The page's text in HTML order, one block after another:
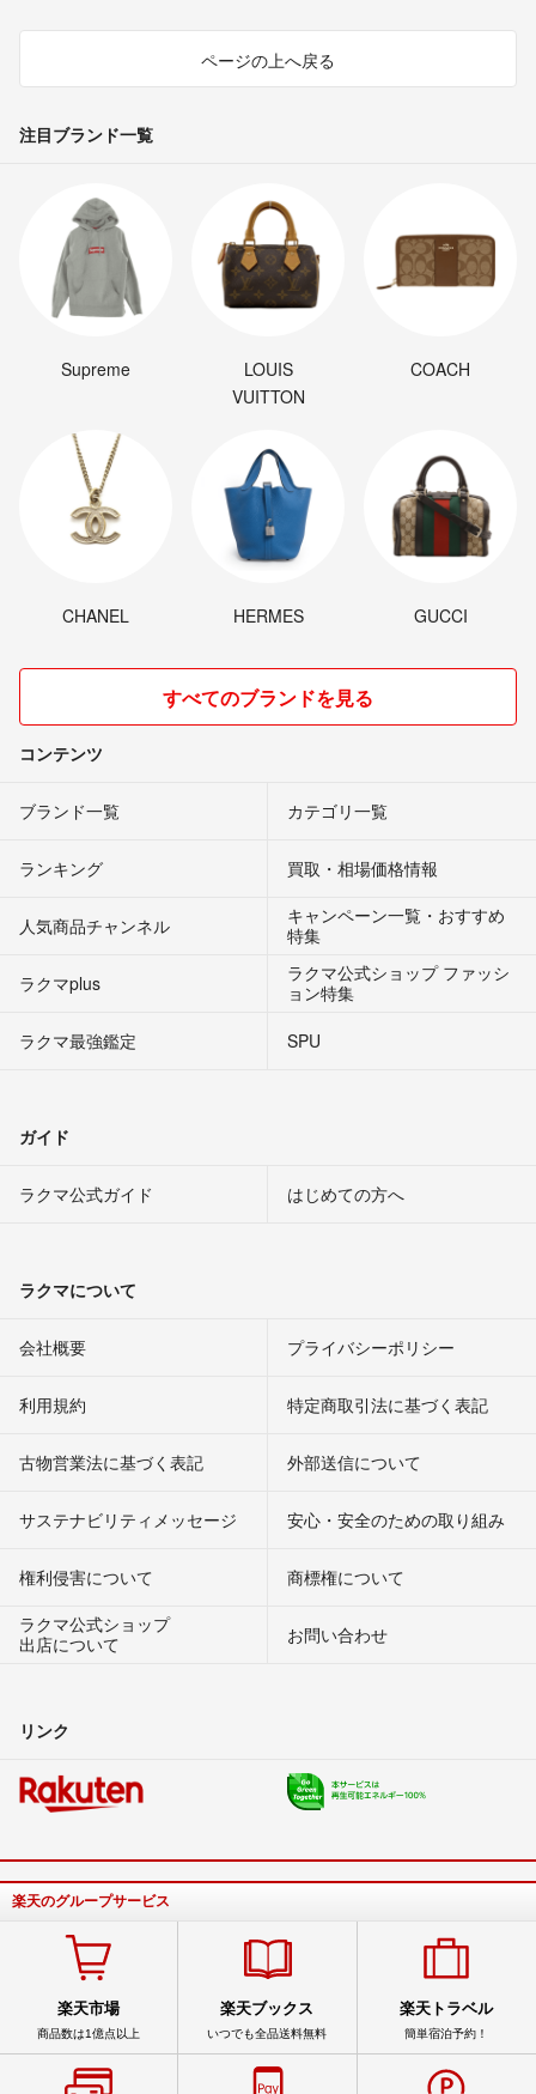
ページの上へ戻る
注目ブランド一覧
Supreme
LOUIS
VUITTON
COACH
CHANEL HERMES GUCCI
すべてのブランドを見る
コンテンツ
ブランド一覧 カテゴリ一覧
ランキング 買取・相場価格情報
人気商品チャンネル
キャンペーン一覧・おすすめ
特集
ラクマplus
ラクマ公式ショップ ファッシ
ョン特集
ラクマ最強鑑定
SPU
ガイド
ラクマ公式ガイド はじめての方へ
ラクマについて
会社概要 プライバシーポリシー
利用規約 特定商取引法に基づく表記
古物営業法に基づく表記 外部送信について
サステナビリティメッセージ 安心・安全のための取り組み
権利侵害について
商標権について
ラクマ公式ショップ
出店について
お問い合わせ
リンク
楽天のグループサービス
楽天市場
商品数は1億点以上
楽天ブックス
いつでも全品送料無料
楽天トラベル
簡単宿泊予約！